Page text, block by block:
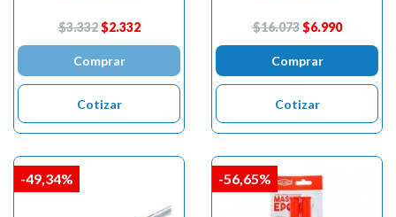
$3.332 $2.332
Comprar
Cotizar
$16.073 $6.990
Comprar
Cotizar
-49,34% -56,65%